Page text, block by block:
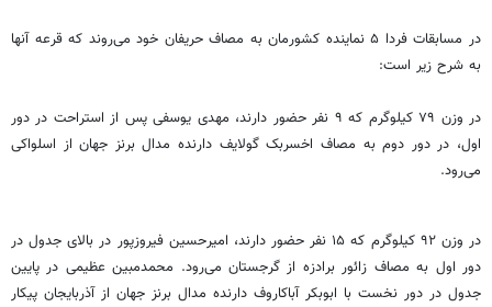
در مسابقات فردا ۵ نماینده کشورمان به مصاف حریفان خود می‌روند که قرعه آنها
به شرح زیر است:
در وزن ۷۹ کیلوگرم که ۹ نفر حضور دارند، مهدی یوسفی پس از استراحت در دور
اول، در دور دوم به مصاف اخسربک گولایف دارنده مدال برنز جهان از اسلواکی
می‌رود.
در وزن ۹۲ کیلوگرم که ۱۵ نفر حضور دارند، امیرحسین فیروزپور در بالای جدول در
دور اول به مصاف زائور برادزه از گرجستان می‌رود. محمدمبینعظیمی در پایین
جدول در دور نخست با ابوبکرآباکاروف دارنده مدال برنز جهان از آذربایجان پیکار